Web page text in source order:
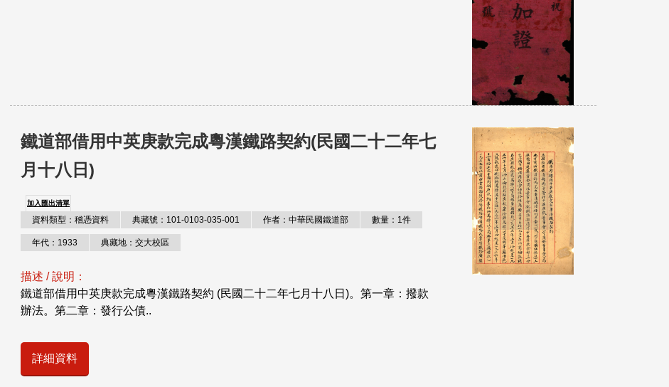
鐵道部借用中英庚款完成粵漢鐵路契約(民國二十二年七
月十八日)
加入匯出清單
資料類型：稽憑資料 典藏號：101-0103-035-001 作者：中華民國鐵道部 數量：1件
年代：1933 典藏地：交大校區
描述 / 說明：
鐵道部借用中英庚款完成粵漢鐵路契約 (民國二十二年七月十八日)。第一章：撥款
辦法。第二章：發行公債..
詳細資料